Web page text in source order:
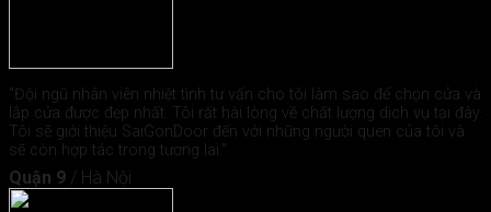
"Đội ngũ nhân viên nhiệt tình tư vấn cho tôi làm sao để chọn cửa và
lắp cửa được đẹp nhất. Tôi rất hài lòng về chất lượng dịch vụ tại đây.
Tôi sẽ giới thiệu SaiGonDoor đến với những người quen của tôi và
sẽ còn hợp tác trong tương lai."
Quận 9 / Hà Nội